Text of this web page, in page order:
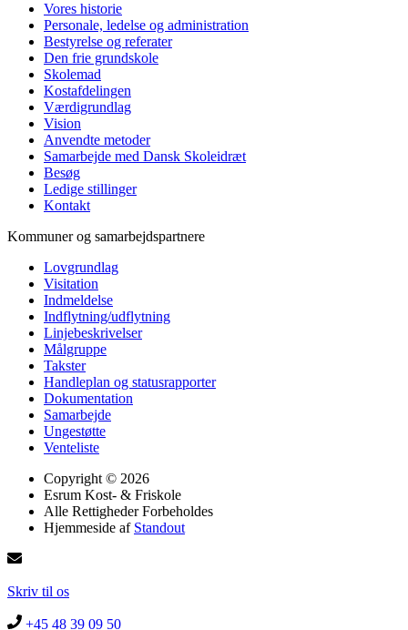
Vores historie
Personale, ledelse og administration
Bestyrelse og referater
Den frie grundskole
Skolemad
Kostafdelingen
Værdigrundlag
Vision
Anvendte metoder
Samarbejde med Dansk Skoleidræt
Besøg
Ledige stillinger
Kontakt
Kommuner og samarbejdspartnere
Lovgrundlag
Visitation
Indmeldelse
Indflytning/udflytning
Linjebeskrivelser
Målgruppe
Takster
Handleplan og statusrapporter
Dokumentation
Samarbejde
Ungestøtte
Venteliste
Copyright © 2026
Esrum Kost- & Friskole
Alle Rettigheder Forbeholdes
Hjemmeside af Standout
Skriv til os
+45 48 39 09 50